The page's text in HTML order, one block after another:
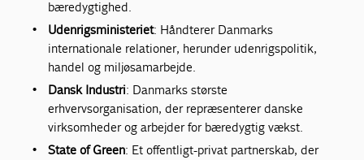
bæredygtighed.
Udenrigsministeriet: Håndterer Danmarks
internationale relationer, herunder udenrigspolitik,
handel og miljøsamarbejde.
Dansk Industri: Danmarks største
erhvervsorganisation, der repræsenterer danske
virksomheder og arbejder for bæredygtig vækst.
State of Green: Et offentligt-privat partnerskab, der